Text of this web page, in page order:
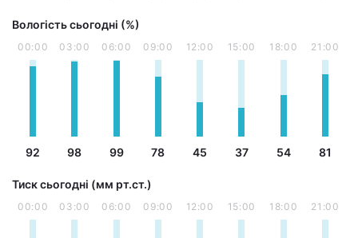
Вологість сьогодні (%)
00:00
92
03:00
98
06:00
99
09:00
78
12:00
45
15:00
37
18:00
54
21:00
81
Тиск сьогодні (мм рт.ст.)
00:00 03:00 06:00 09:00 12:00 15:00 18:00 21:00